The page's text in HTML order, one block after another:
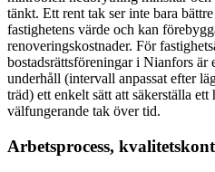
tänkt. Ett rent tak ser inte bara
fastighetens värde och kan
renoveringskostnader. För
bostadsrättsföreningar i Nianfors är
underhåll (intervall anpassat efter
träd) ett enkelt sätt att säkerställa
välfungerande tak över tid.
Arbetsprocess,